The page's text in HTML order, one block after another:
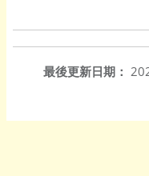
最後更新日期：